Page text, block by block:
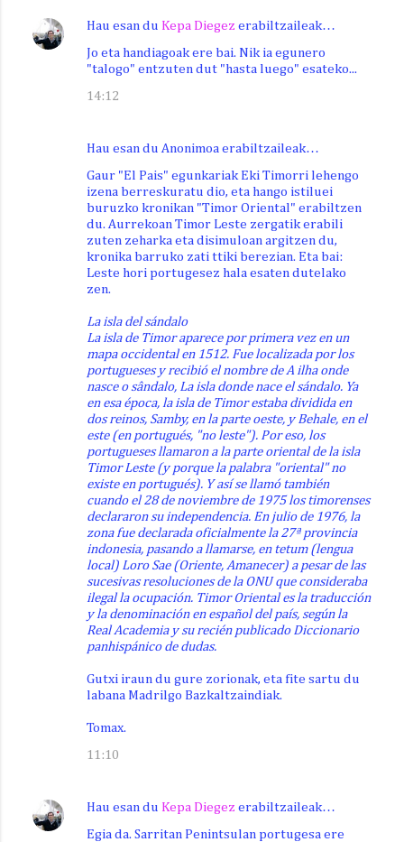
Hau esan du Kepa Diegez erabiltzaileak…
Jo eta handiagoak ere bai. Nik ia egunero
"talogo" entzuten dut "hasta luego" esateko...
14:12
Hau esan du Anonimoa erabiltzaileak…
Gaur "El Pais" egunkariak Eki Timorri lehengo
izena berreskuratu dio, eta hango istiluei
buruzko kronikan "Timor Oriental" erabiltzen
du. Aurrekoan Timor Leste zergatik erabili
zuten zeharka eta disimuloan argitzen du,
kronika barruko zati ttiki berezian. Eta bai:
Leste hori portugesez hala esaten dutelako
zen.
La isla del sándalo
La isla de Timor aparece por primera vez en un
mapa occidental en 1512. Fue localizada por los
portugueses y recibió el nombre de A ilha onde
nasce o sândalo, La isla donde nace el sándalo. Ya
en esa época, la isla de Timor estaba dividida en
dos reinos, Samby, en la parte oeste, y Behale, en el
este (en portugués, "no leste"). Por eso, los
portugueses llamaron a la parte oriental de la isla
Timor Leste (y porque la palabra "oriental" no
existe en portugués). Y así se llamó también
cuando el 28 de noviembre de 1975 los timorenses
declararon su independencia. En julio de 1976, la
zona fue declarada oficialmente la 27ª provincia
indonesia, pasando a llamarse, en tetum (lengua
local) Loro Sae (Oriente, Amanecer) a pesar de las
sucesivas resoluciones de la ONU que consideraba
ilegal la ocupación. Timor Oriental es la traducción
y la denominación en español del país, según la
Real Academia y su recién publicado Diccionario
panhispánico de dudas.
Gutxi iraun du gure zorionak, eta fite sartu du
labana Madrilgo Bazkaltzaindiak.
Tomax.
11:10
Hau esan du Kepa Diegez erabiltzaileak…
Egia da. Sarritan Penintsulan portugesa ere